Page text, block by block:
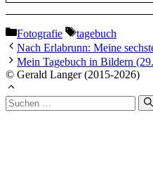
Kategorien
Fotografie Schlagwörter
tagebuch
Nach Erlabrunn: Meine
Mein Tagebuch in Bildern
© Gerald Langer (2015-2026)
Suchen
nach: